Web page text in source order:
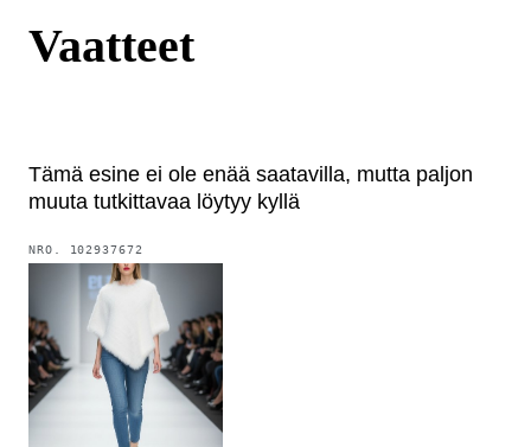
Vaatteet
Tämä esine ei ole enää saatavilla, mutta paljon
muuta tutkittavaa löytyy kyllä
NRO. 102937672